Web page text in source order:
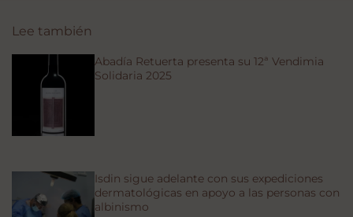
Lee también
Abadía Retuerta presenta su 12ª Vendimia
Solidaria 2025
Isdin sigue adelante con sus expediciones
dermatológicas en apoyo a las personas con
albinismo